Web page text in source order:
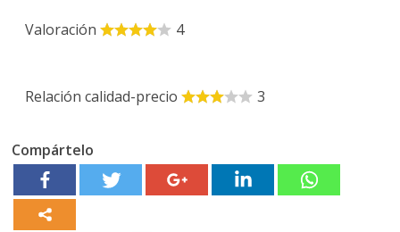
Valoración 4
Relación calidad-precio 3
Compártelo